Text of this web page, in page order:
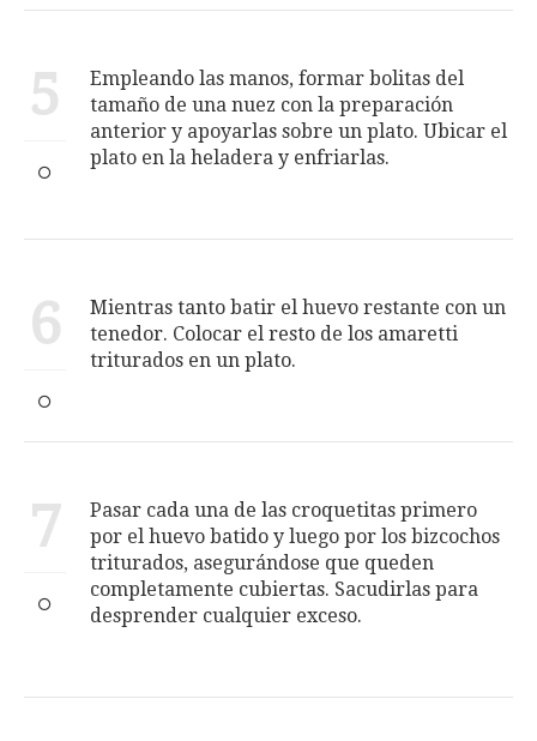
5
Empleando las manos, formar bolitas del
tamaño de una nuez con la preparación
anterior y apoyarlas sobre un plato. Ubicar el
plato en la heladera y enfriarlas.
6
Mientras tanto batir el huevo restante con un
tenedor. Colocar el resto de los amaretti
triturados en un plato.
7
Pasar cada una de las croquetitas primero
por el huevo batido y luego por los bizcochos
triturados, asegurándose que queden
completamente cubiertas. Sacudirlas para
desprender cualquier exceso.